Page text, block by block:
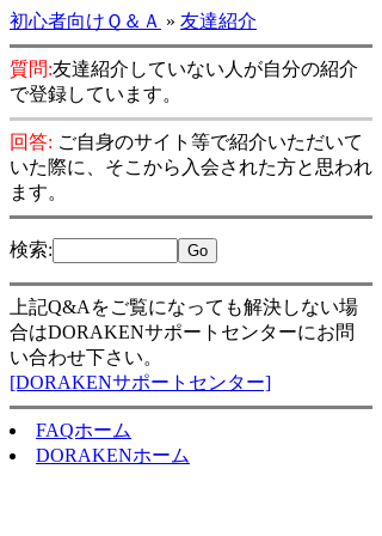
初心者向けＱ＆Ａ » 友達紹介
質問:友達紹介していない人が自分の紹介
で登録しています。
回答: ご自身のサイト等で紹介いただいて
いた際に、そこから入会された方と思われ
ます。
検索:
上記Q&Aをご覧になっても解決しない場
合はDORAKENサポートセンターにお問
い合わせ下さい。
[DORAKENサポートセンター]
FAQホーム
DORAKENホーム